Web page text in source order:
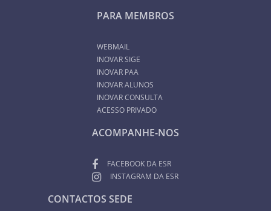
PARA MEMBROS
WEBMAIL
INOVAR SIGE
INOVAR PAA
INOVAR ALUNOS
INOVAR CONSULTA
ACESSO PRIVADO
ACOMPANHE-NOS
FACEBOOK DA ESR
INSTAGRAM DA ESR
CONTACTOS SEDE